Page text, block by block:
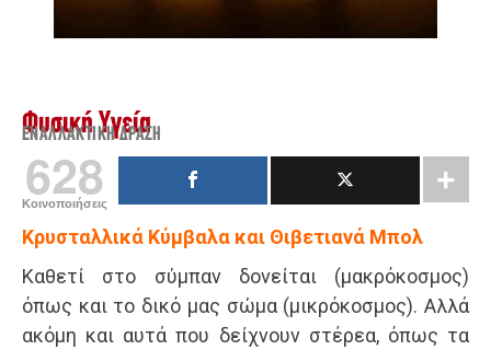
Φυσική Υγεία
ΕΝΑΛΛΑΚΤΙΚΉ ΔΡΆΣΗ
628
Κοινοποιήσεις
Κρυσταλλικά Κύμβαλα και Θιβετιανά Μπολ
Καθετί στο σύμπαν δονείται (μακρόκοσμος)
όπως και το δικό μας σώμα (μικρόκοσμος). Αλλά
ακόμη και αυτά που δείχνουν στέρεα, όπως τα